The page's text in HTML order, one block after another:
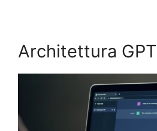
Architettura GPT